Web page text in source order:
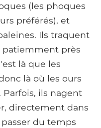
(les phoques
préférés), et
Ils traquent
patiemment près
là que les
là où les ours
Parfois, ils nagent
directement dans
du temps